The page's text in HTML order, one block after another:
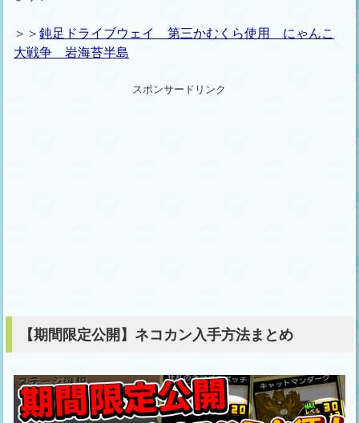
＞＞鈍足ドライブウェイ 第三かむくら使用 にゃんこ
大戦争 岩海苔半島
スポンサードリンク
【期間限定公開】ネコカン入手方法まとめ